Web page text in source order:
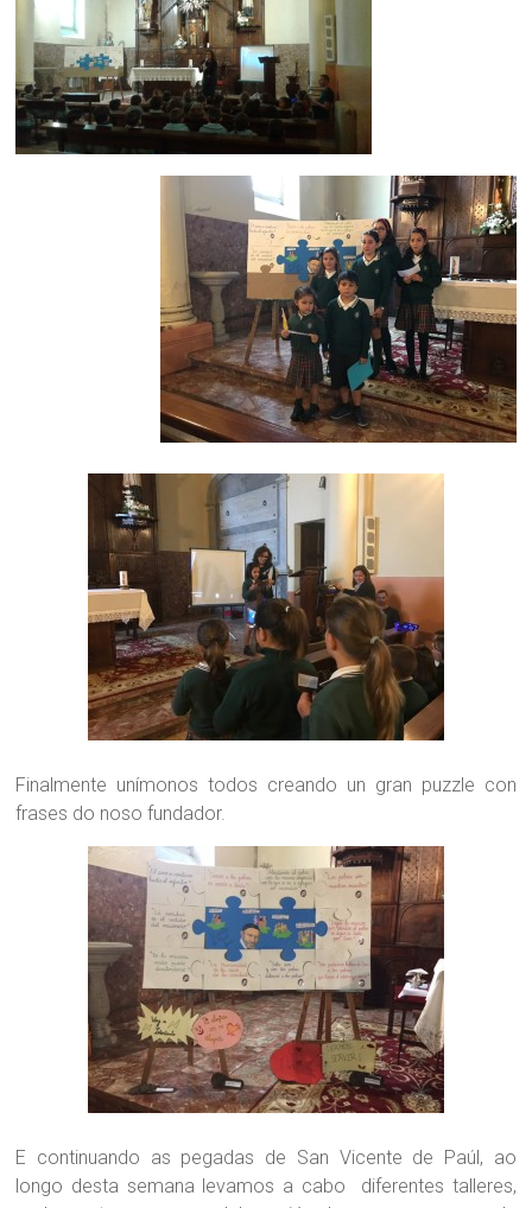
Finalmente unímonos todos creando un gran puzzle con
frases do noso fundador.
E continuando as pegadas de San Vicente de Paúl, ao
longo desta semana levamos a cabo diferentes talleres,